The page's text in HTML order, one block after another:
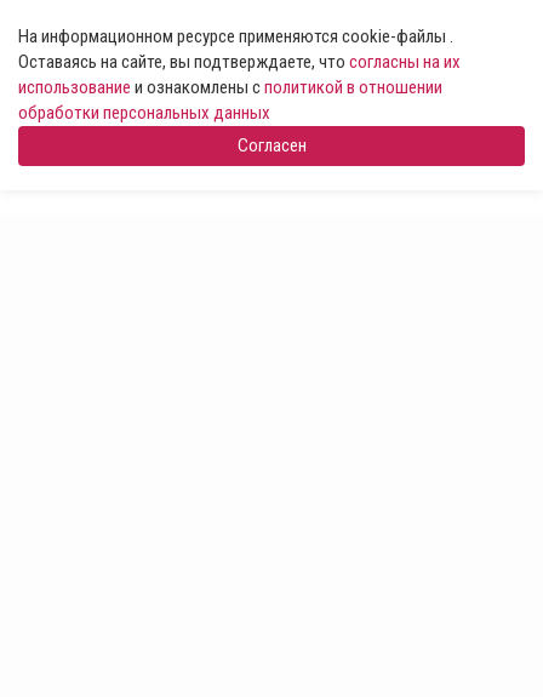
На информационном ресурсе применяются cookie-файлы .
Оставаясь на сайте, вы подтверждаете, что согласны на их
использование и ознакомлены сполитикой в отношении
обработки персональных данных
Согласен